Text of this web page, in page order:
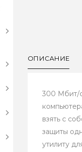
ОПИСАНИЕ
300 Мбит/
взять с
защиты
утилиту